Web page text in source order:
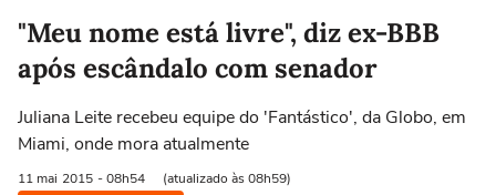
"Meu nome está livre", diz ex-BBB
após escândalo com senador
Juliana Leite recebeu equipe do 'Fantástico', da Globo, em
Miami, onde mora atualmente
11 mai 2015 - 08h54 (atualizado às 08h59)